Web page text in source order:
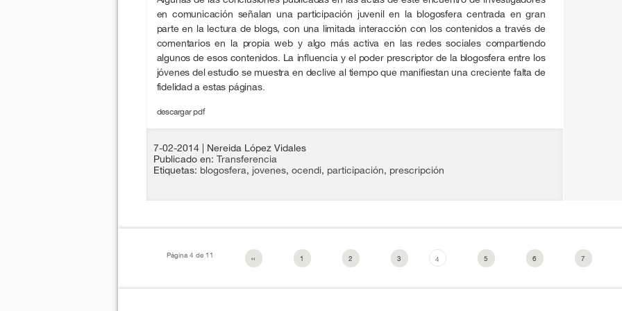
en comunicación señalan una participación juvenil en la blogosfera centrada en gran
parte en la lectura de blogs, con una limitada interacción con los contenidos a través de
comentarios en la propia web y algo más activa en las redes sociales compartiendo
algunos de esos contenidos. La influencia y el poder prescriptor de la blogosfera entre los
jóvenes del estudio se muestra en declive al tiempo que manifiestan una creciente falta de
fidelidad a estas páginas.
descargar pdf
7-02-2014
| Nereida López Vidales
Publicado en: Transferencia
Etiquetas: blogosfera, jovenes, ocendi, participación, prescripción
Página 4 de 11 ‹‹ 1 2 3 4 5 6 7